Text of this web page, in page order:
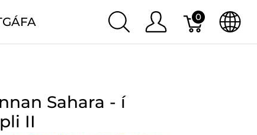
0
Sahara - í
II